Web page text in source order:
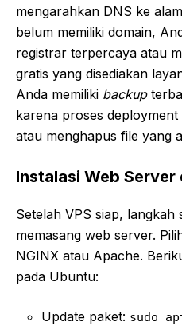
mengarahkan DNS ke
belum memiliki domain,
registrar terpercaya atau
gratis yang disediakan
Anda memiliki backup
karena proses
atau menghapus file yang
Instalasi Web Server
Setelah VPS siap, langkah
memasang web server.
NGINX atau Apache.
pada Ubuntu:
Update paket: sudo